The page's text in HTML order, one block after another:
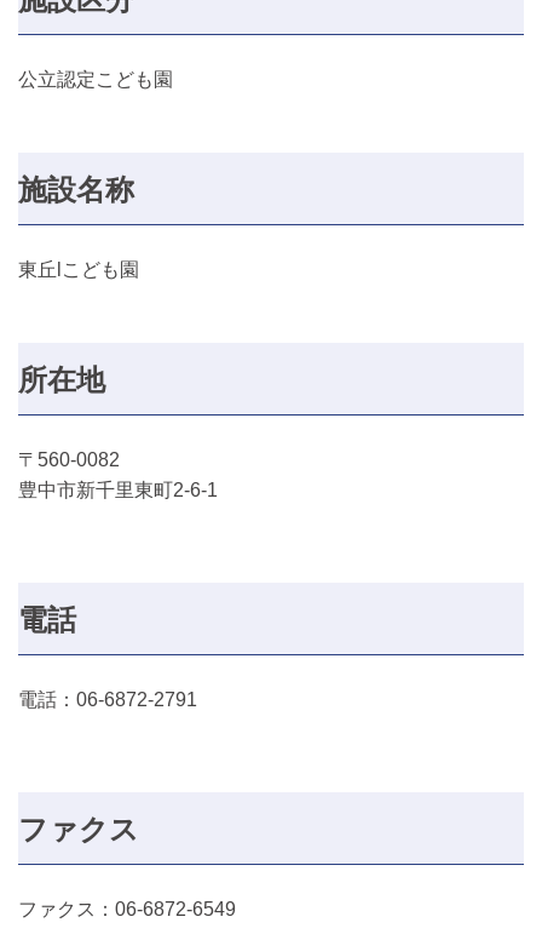
公立認定こども園
施設名称
東丘lこども園
所在地
〒560-0082
豊中市新千里東町2-6-1
電話
電話：06-6872-2791
ファクス
ファクス：06-6872-6549